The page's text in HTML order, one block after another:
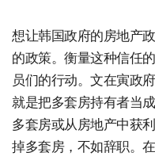
想让韩国政府的房地产
的政策。衡量这种信任
员们的行动。文在寅政
就是把多套房持有者当
多套房或从房地产中获
掉多套房，不如辞职。